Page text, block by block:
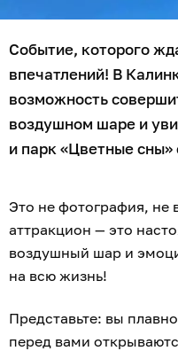
Событие, которого
впечатлений! В
возможность
воздушном шаре и
и парк «Цветные сны»
Это не фотография, не
аттракцион — это
воздушный шар и
на всю жизнь!
Представьте: вы
перед вами